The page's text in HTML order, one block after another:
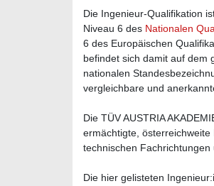
Die Ingenieur-Qualifikation
Niveau 6 des Nationalen
6 des Europäischen
befindet sich damit auf dem
nationalen
vergleichbare und
Die TÜV AUSTRIA
ermächtigte,
technischen
Die hier gelisteten